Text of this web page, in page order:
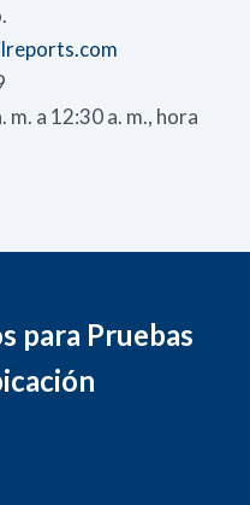
m. a 12:30 a. m., hora
para Pruebas